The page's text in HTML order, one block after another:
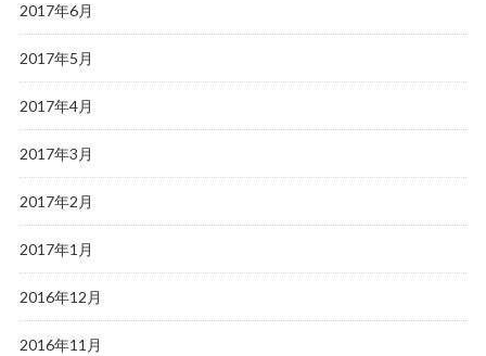
2017年6月
2017年5月
2017年4月
2017年3月
2017年2月
2017年1月
2016年12月
2016年11月